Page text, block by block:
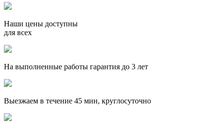
Наши цены доступны
для всех
На выполненные работы гарантия до 3 лет
Выезжаем в течение 45 мин, круглосуточно